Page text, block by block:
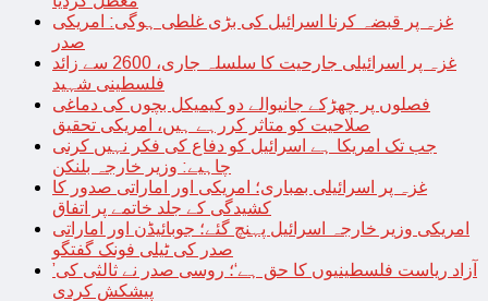
غزہ پر قبضہ کرنا اسرائیل کی بڑی غلطی ہوگی: امریکی
صدر
غزہ پر اسرائیلی جارحیت کا سلسلہ جاری، 2600 سے زائد
فلسطینی شہید
فصلوں پر چھڑکے جانیوالے دو کیمیکل بچوں کی دماغی
صلاحیت کو متاثر کررہے ہیں، امریکی تحقیق
جب تک امریکا ہے اسرائیل کو دفاع کی فکر نہیں کرنی
چاہیے: وزیر خارجہ بلنکن
غزہ پر اسرائیلی بمباری؛ امریکی اور اماراتی صدور کا
کشیدگی کے جلد خاتمے پر اتفاق
امریکی وزیر خارجہ اسرائیل پہنچ گئے؛ جوبائیڈن اور اماراتی
صدر کی ٹیلی فونک گفتگو
’آزاد ریاست فلسطینیوں کا حق ہے‘؛ روسی صدر نے ثالثی کی
پیشکش کردی